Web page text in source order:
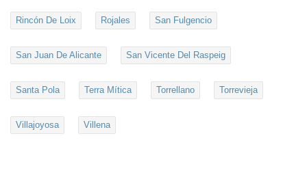
Rincón De Loix Rojales San Fulgencio
San Juan De Alicante San Vicente Del Raspeig
Santa Pola Terra Mítica Torrellano Torrevieja
Villajoyosa Villena